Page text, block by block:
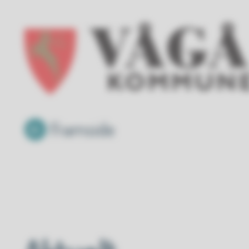
Du er her:Framside